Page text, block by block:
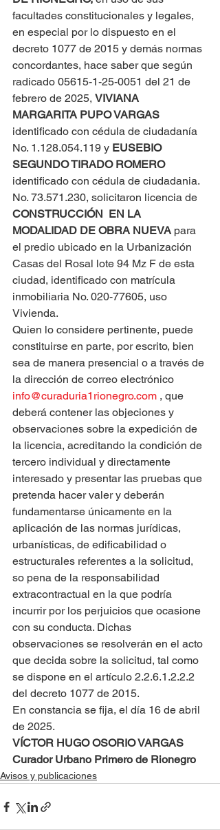
facultades constitucionales y legales,
en especial por lo dispuesto en el
decreto 1077 de 2015 y demás normas
concordantes, hace saber que según
radicado 05615-1-25-0051 del 21 de
febrero de 2025, VIVIANA
MARGARITA PUPO VARGAS
identificado con cédula de ciudadanía
No. 1.128.054.119 y EUSEBIO
SEGUNDO TIRADO ROMERO
identificado con cédula de ciudadania.
No. 73.571.230, solicitaron licencia de
CONSTRUCCIÓN  EN LA
MODALIDAD DE OBRA NUEVA para
el predio ubicado en la Urbanización
Casas del Rosal lote 94 Mz F de esta
ciudad, identificado con matrícula
inmobiliaria No. 020-77605, uso
Vivienda.
Quien lo considere pertinente, puede
constituirse en parte, por escrito, bien
sea de manera presencial o a través de
la dirección de correo electrónico
info@curaduria1rionegro.com , que
deberá contener las objeciones y
observaciones sobre la expedición de
la licencia, acreditando la condición de
tercero individual y directamente
interesado y presentar las pruebas que
pretenda hacer valer y deberán
fundamentarse únicamente en la
aplicación de las normas jurídicas,
urbanísticas, de edificabilidad o
estructurales referentes a la solicitud,
so pena de la responsabilidad
extracontractual en la que podría
incurrir por los perjuicios que ocasione
con su conducta. Dichas
observaciones se resolverán en el acto
que decida sobre la solicitud, tal como
se dispone en el artículo 2.2.6.1.2.2.2
del decreto 1077 de 2015.
En constancia se fija, el día 16 de abril
de 2025.
VÍCTOR HUGO OSORIO VARGAS
Curador Urbano Primero de Rionegro
Avisos y publicaciones